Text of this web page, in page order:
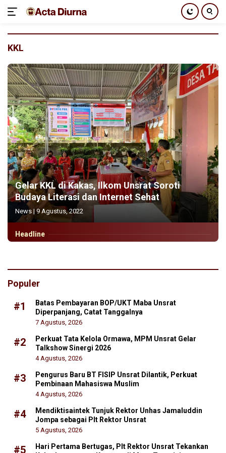
konten
KKL
Gelar KKL di Kakas, Ilkom Unsrat Soroti
Budaya Literasi dan Internet Sehat
News |9 Agustus, 2022
Headline
Populer
#1
Batas Pembayaran BOP/UKT Maba Unsrat
Diperpanjang, Catat Tanggalnya
7 Agustus, 2026
#2
Perkuat Tata Kelola Ormawa, MPM Unsrat Gelar
Talkshow Sinergi 2026
4 Agustus, 2026
#3
Pengurus Baru BT FISIP Unsrat Dilantik, Perkuat
Pembinaan Mahasiswa Muslim
4 Agustus, 2026
#4
Mendiktisaintek Tunjuk Rektor Unhas Jamaluddin
Jompa sebagai Plt Rektor Unsrat
5 Agustus, 2026
#5
Hari Pertama Bertugas, Plt Rektor Unsrat Tekankan